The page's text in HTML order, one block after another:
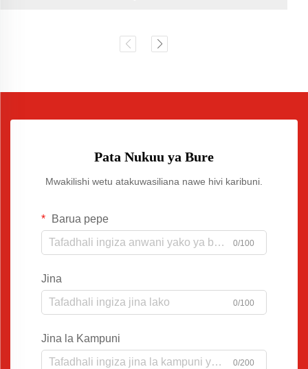
Pata Nukuu ya Bure
Mwakilishi wetu atakuwasiliana nawe hivi karibuni.
Barua pepe
0/100
Jina
0/100
Jina la Kampuni
0/200